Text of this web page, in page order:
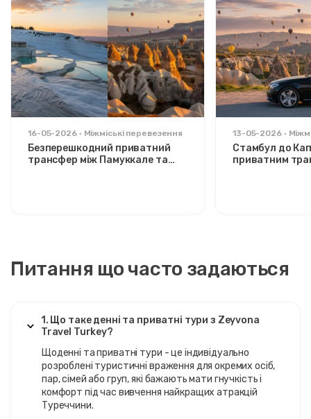
16-05-2026 Міжміські перевезення
Безперешкодний приватний
трансфер між Памуккале та
13-05-2026
Стамбул до
приватним
Питання що часто задаються
1. Що таке денні та приватні тури з Zeyvona
Travel Turkey?
Щоденні та приватні тури - це індивідуально
розроблені туристичні враження для окремих осіб,
пар, сімей або груп, які бажають мати гнучкість і
комфорт під час вивчення найкращих атракцій
Туреччини.